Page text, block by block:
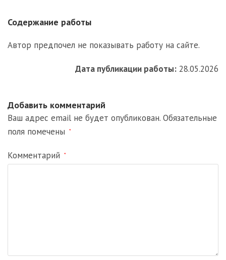
Содержание работы
Автор предпочел не показывать работу на сайте.
Дата публикации работы: 28.05.2026
Добавить комментарий
Ваш адрес email не будет опубликован. Обязательные
поля помечены
*
Комментарий *